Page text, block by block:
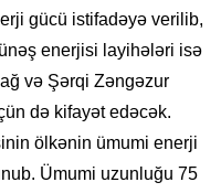
gücü istifadəyə verilib,
enerjisi layihələri isə
və Şərqi Zəngəzur
də kifayət edəcək.
ölkənin ümumi enerji
Ümumi uzunluğu 75